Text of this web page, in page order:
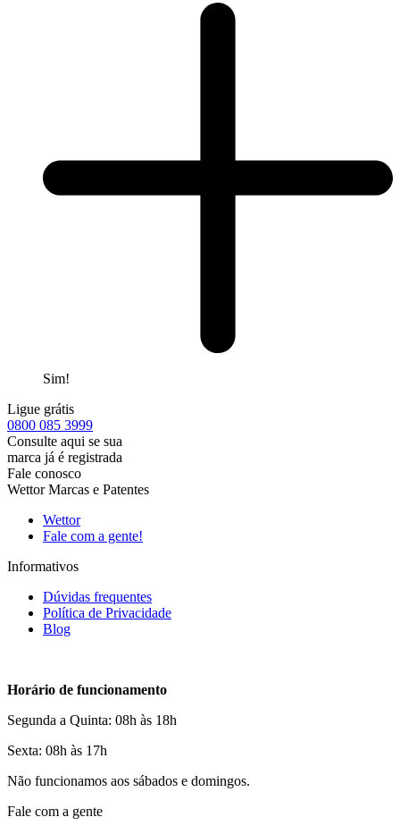
Sim!
Ligue grátis
0800 085 3999
Consulte aqui se sua
marca já é registrada
Fale conosco
Wettor Marcas e Patentes
Wettor
Fale com a gente!
Informativos
Dúvidas frequentes
Política de Privacidade
Blog
Horário de funcionamento
Segunda a Quinta: 08h às 18h
Sexta: 08h às 17h
Não funcionamos aos sábados e domingos.
Fale com a gente